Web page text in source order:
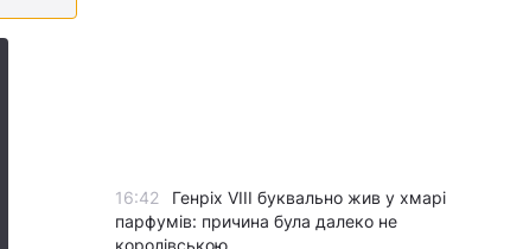
16:42
Генріх VIII буквально жив у хмарі
парфумів: причина була далеко не
королівською